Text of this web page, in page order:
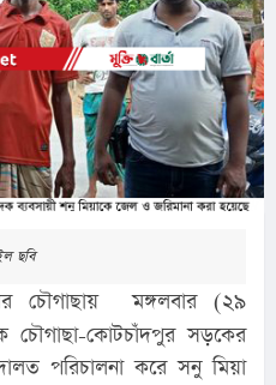
ছবি
চৌগাছায়  মঙ্গলবার (২৯
চৌগাছা-কোটচাঁদপুর সড়কের
পরিচালনা করে সনু মিয়া